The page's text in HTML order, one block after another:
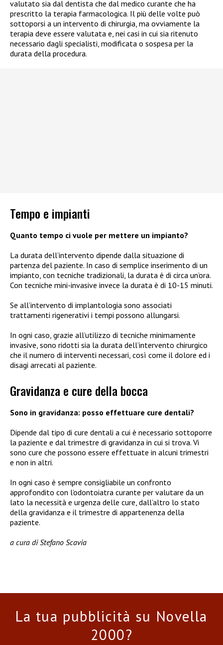
valutato sia dal dentista che dal medico curante che ha
prescritto la terapia farmacologica. Il più delle volte può
sottoporsi a un intervento di chirurgia, ma ovviamente la
terapia deve essere valutata e, nei casi in cui sia ritenuto
necessario dagli specialisti, modificata o sospesa per la
durata della procedura.
Tempo e impianti
Quanto tempo ci vuole per mettere un impianto?
La durata dell’intervento dipende dalla situazione di
partenza del paziente. In caso di semplice inserimento di un
impianto, con tecniche tradizionali, la durata è di circa un’ora.
Con tecniche mini-invasive invece la durata è di 10-15 minuti.
Se all’intervento di implantologia sono associati
trattamenti rigenerativi i tempi possono allungarsi.
In ogni caso, grazie all’utilizzo di tecniche minimamente
invasive, sono ridotti sia la durata dell’intervento chirurgico
che il numero di interventi necessari, così come il dolore ed i
disagi arrecati al paziente.
Gravidanza e cure della bocca
Sono in gravidanza: posso effettuare cure dentali?
Dipende dal tipo di cure dentali a cui è necessario sottoporre
la paziente e dal trimestre di gravidanza in cui si trova. Vi
sono cure che possono essere effettuate in alcuni trimestri
e non in altri.
In ogni caso è sempre consigliabile un confronto
approfondito con l’odontoiatra curante per valutare da un
lato la necessità e urgenza delle cure, dall’altro lo stato
della gravidanza e il trimestre di appartenenza della
paziente.
a cura di Stefano Scavia
La tua pubblicità su Novella
2000?